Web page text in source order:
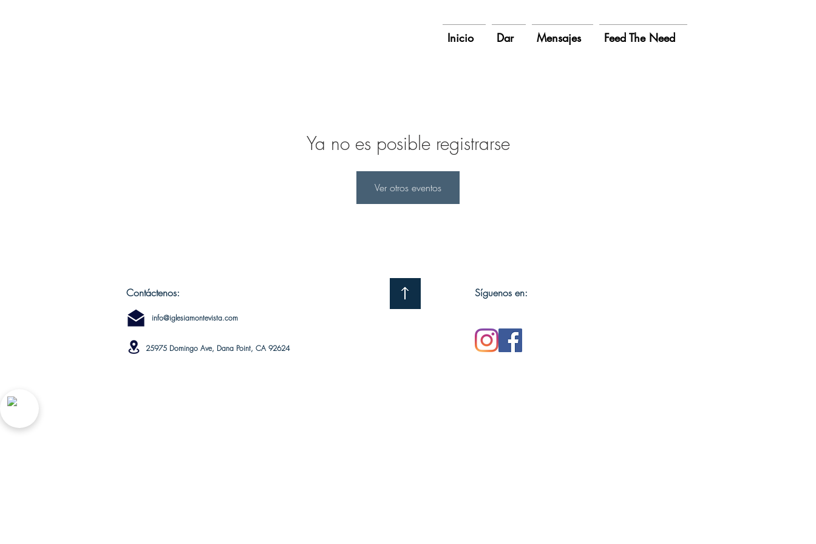
Inicio Dar Mensajes Feed The Need
Ya no es posible registrarse
Ver otros eventos
Contáctenos:
info@iglesiamontevista.com
25975 Domingo Ave, Dana Point, CA 92624
Síguenos en: